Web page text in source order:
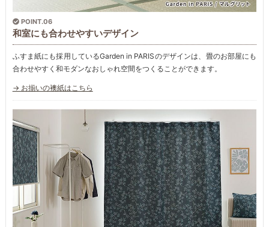
POINT.06
和室にも合わせやすいデザイン
ふすま紙にも採用しているGarden in PARISのデザインは、畳のお部屋にも
合わせやすく和モダンなおしゃれ空間をつくることができます。
→ お揃いの襖紙はこちら